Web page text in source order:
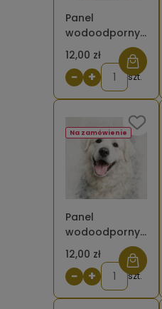
Panel
wodoodporny
Shar Pei ciemny
malowany [6-
8]
12,00 zł
− + szt.
Panel
wodoodporny
Owczarek
podhalański
malowany [6-
12,00 zł
Na zamówienie
− + szt.